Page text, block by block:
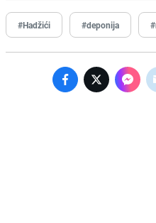
#Hadžići #deponija